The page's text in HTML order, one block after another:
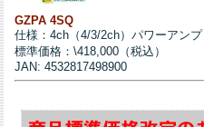
GZPA 4SQ
仕様：4ch（4/3/2ch）パワーアンプ
標準価格：\418,000（税込）
JAN: 4532817498900